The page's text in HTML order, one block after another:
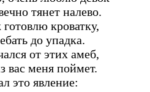
тянет налево.
кроватку,
до упадка.
от этих амеб,
вас меня поймет.
это явление: